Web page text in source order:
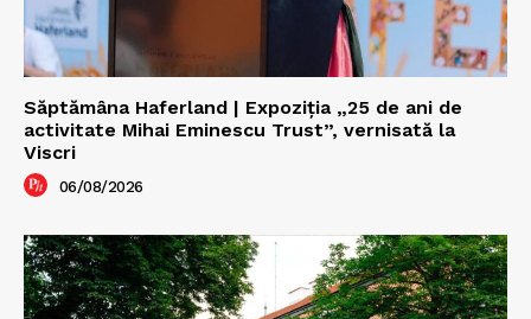
Săptămâna Haferland | Expoziţia „25 de ani de
activitate Mihai Eminescu Trust”, vernisată la
Viscri
06/08/2026